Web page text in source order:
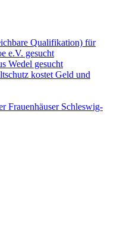
Qualifikation) für
e.V. gesucht
Wedel gesucht
kostet Geld und
Frauenhäuser Schleswig-